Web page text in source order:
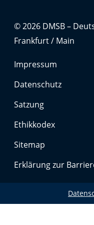
© 2026 DMSB –
Frankfurt / Main
Impressum
Datenschutz
Satzung
Ethikkodex
Sitemap
Erklärung zur
Zweck:
Google Maps
Anbieter:
Google LLC
Zweck:
Cookies, die ggf.
von interaktiven